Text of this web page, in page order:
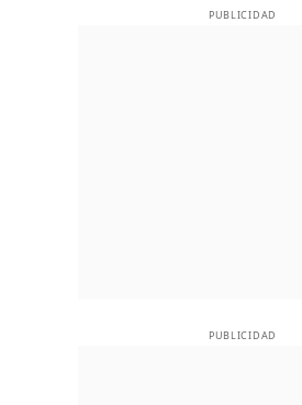
PUBLICIDAD
PUBLICIDAD